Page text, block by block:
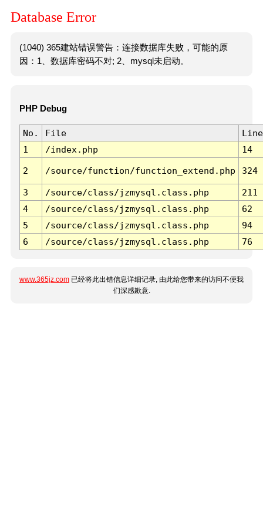
Database Error
(1040) 365建站错误警告：连接数据库失败，可能的原
因：1、数据库密码不对; 2、mysql未启动。
PHP Debug
No. File
Line
1
/index.php 14
2 /source/function/function_extend.php 324
3 /source/class/jzmysql.class.php
211
4
/source/class/jzmysql.class.php
62
5
/source/class/jzmysql.class.php
94
6
/source/class/jzmysql.class.php 76
www.365jz.com 已经将此出错信息详细记录, 由此给您带来的访问不便我
们深感歉意.